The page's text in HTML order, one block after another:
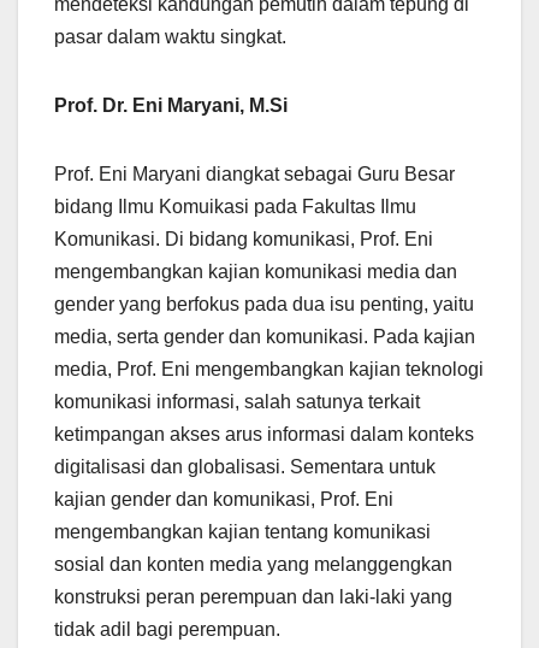
mendeteksi kandungan pemutih dalam tepung di
pasar dalam waktu singkat.
Prof. Dr. Eni Maryani, M.Si
Prof. Eni Maryani diangkat sebagai Guru Besar
bidang Ilmu Komuikasi pada Fakultas Ilmu
Komunikasi. Di bidang komunikasi, Prof. Eni
mengembangkan kajian komunikasi media dan
gender yang berfokus pada dua isu penting, yaitu
media, serta gender dan komunikasi. Pada kajian
media, Prof. Eni mengembangkan kajian teknologi
komunikasi informasi, salah satunya terkait
ketimpangan akses arus informasi dalam konteks
digitalisasi dan globalisasi. Sementara untuk
kajian gender dan komunikasi, Prof. Eni
mengembangkan kajian tentang komunikasi
sosial dan konten media yang melanggengkan
konstruksi peran perempuan dan laki-laki yang
tidak adil bagi perempuan.